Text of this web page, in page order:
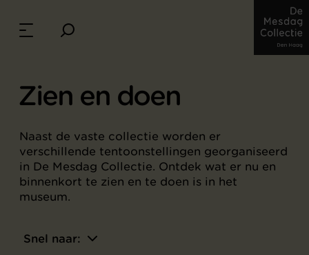
Zien en doen
Naast de vaste collectie worden er
verschillende tentoonstellingen georganiseerd
in De Mesdag Collectie. Ontdek wat er nu en
binnenkort te zien en te doen is in het
museum.
Snel naar: